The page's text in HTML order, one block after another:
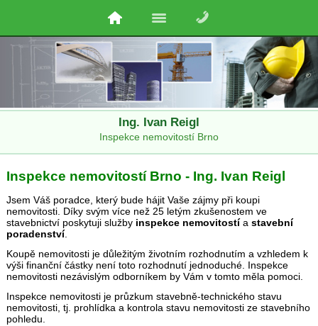
Ing. Ivan Reigl
Inspekce nemovitostí Brno
Inspekce nemovitostí Brno - Ing. Ivan Reigl
Jsem Váš poradce, který bude hájit Vaše zájmy při koupi
nemovitosti. Díky svým více než 25 letým zkušenostem ve
stavebnictví poskytuji služby inspekce nemovitostía stavební
poradenství.
Koupě nemovitosti je důležitým životním rozhodnutím a vzhledem k
výši finanční částky není toto rozhodnutí jednoduché. Inspekce
nemovitosti nezávislým odborníkem by Vám v tomto měla pomoci.
Inspekce nemovitosti je průzkum stavebně-technického stavu
nemovitosti, tj. prohlídka a kontrola stavu nemovitosti ze stavebního
pohledu.